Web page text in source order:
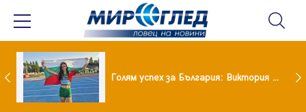
Когато всичко те дразни: тези трикове променят настроението за минути Голям успех за България: Виктория Ангелова грабна световна титла в тройния скок